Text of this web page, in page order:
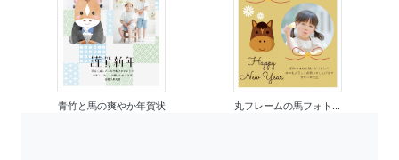
青竹と馬の爽やか年賀状 丸フレームの馬フォト...